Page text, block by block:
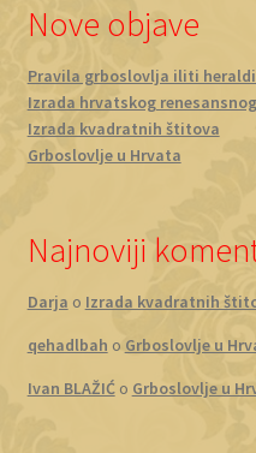
Nove objave
Pravila grboslovlja iliti
Izrada hrvatskog
Izrada kvadratnih štitova
Grboslovlje u Hrvata
Najnoviji
Darja o Izrada kvadratnih
qehadlbah o Grboslovlje u
Ivan BLAŽIĆo Grboslovlje u